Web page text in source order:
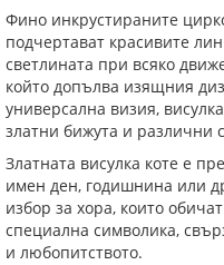
Фино инкрустираните
подчертават красивите
светлината при всяко
който допълва изящния
универсална визия,
златни бижута и различни
Златната висулка коте е
имен ден, годишнина или
избор за хора, които
специална символика,
и любопитството.